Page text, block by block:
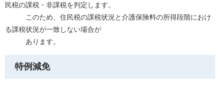
民税の課税・非課税を判定します。
このため、住民税の課税状況と介護保険料の所得段階におけ
る課税状況が一致しない場合が
あります。
特例減免